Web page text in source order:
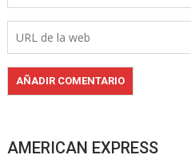
AMERICAN EXPRESS